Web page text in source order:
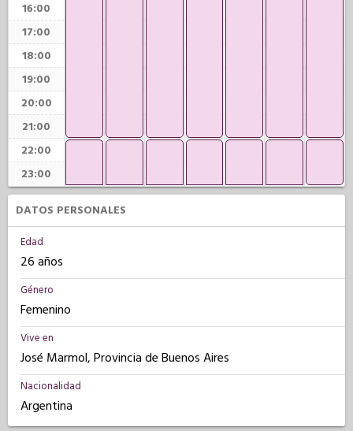
16:00
17:00
18:00
19:00
20:00
21:00
22:00
23:00
DATOS PERSONALES
Edad
26 años
Género
Femenino
Vive en
José Marmol, Provincia de Buenos Aires
Nacionalidad
Argentina